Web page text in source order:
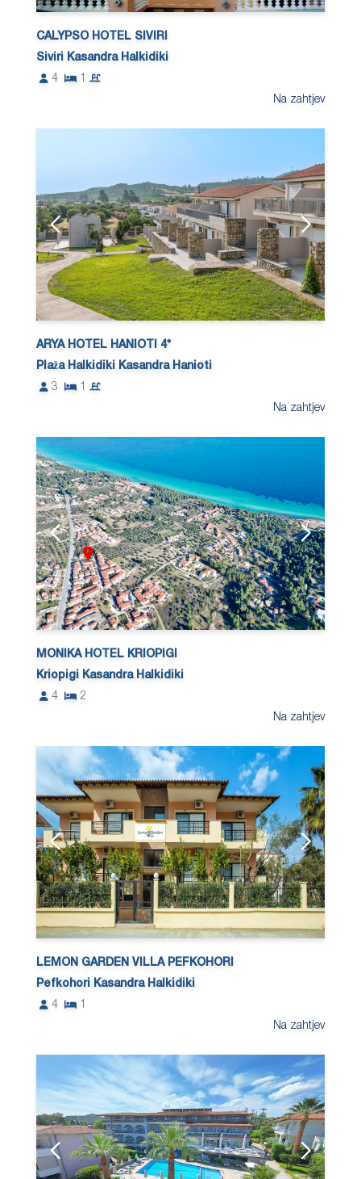
CALYPSO HOTEL SIVIRI
Siviri Kasandra Halkidiki
4
1
Na zahtjev
ARYA HOTEL HANIOTI 4*
Plaža Halkidiki Kasandra Hanioti
3
1
Na zahtjev
MONIKA HOTEL KRIOPIGI
Kriopigi Kasandra Halkidiki
4
2
Na zahtjev
LEMON GARDEN VILLA PEFKOHORI
Pefkohori Kasandra Halkidiki
4
1
Na zahtjev